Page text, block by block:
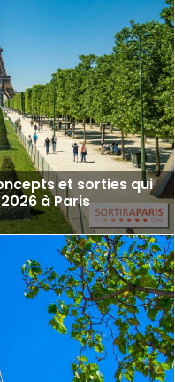
et sorties qui
à Paris